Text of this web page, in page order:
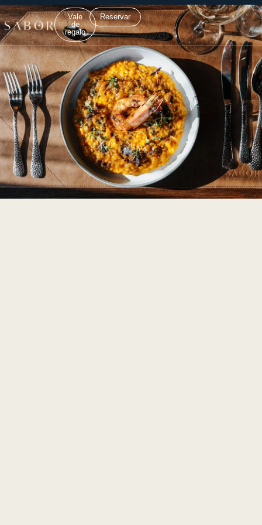
Vale
de
regalo
Reservar